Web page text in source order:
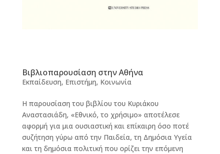
Βιβλιοπαρουσίαση στην Αθήνα
Εκπαίδευση, Επιστήμη, Κοινωνία
Η παρουσίαση του βιβλίου του Κυριάκου
Αναστασιάδη, «Εθνικό, το χρήσιμο» αποτέλεσε
αφορμή για μια ουσιαστική και επίκαιρη όσο ποτέ
συζήτηση γύρω από την Παιδεία, τη Δημόσια Υγεία
και τη δημόσια πολιτική που ορίζει την επόμενη